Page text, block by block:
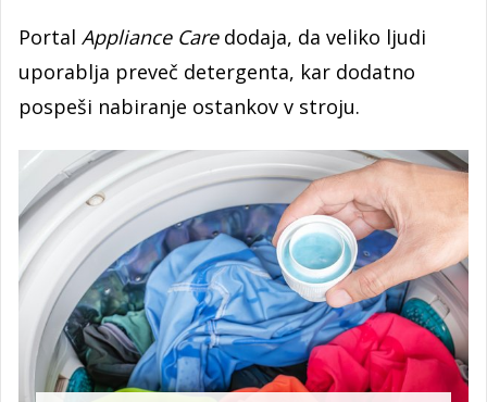
Portal Appliance Care dodaja, da veliko ljudi
uporablja preveč detergenta, kar dodatno
pospeši nabiranje ostankov v stroju.